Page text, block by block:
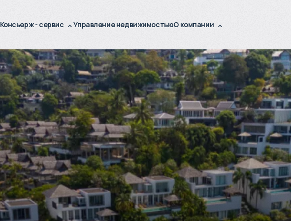
Консьерж - сервис Управление недвижимостьюО компании